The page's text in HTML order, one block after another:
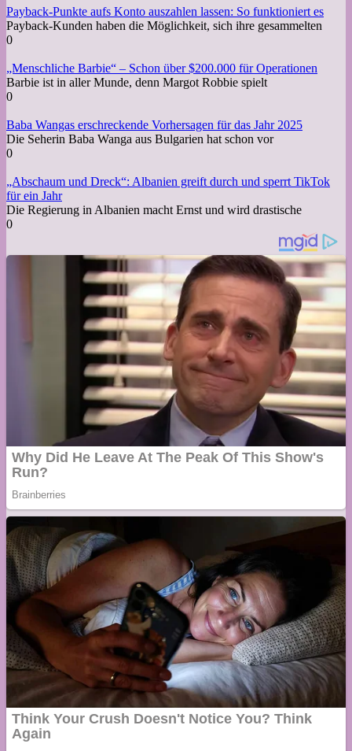
Payback-Punkte aufs Konto auszahlen lassen: So funktioniert es
Payback-Kunden haben die Möglichkeit, sich ihre gesammelten
0
„Menschliche Barbie“ – Schon über $200.000 für Operationen
Barbie ist in aller Munde, denn Margot Robbie spielt
0
Baba Wangas erschreckende Vorhersagen für das Jahr 2025
Die Seherin Baba Wanga aus Bulgarien hat schon vor
0
„Abschaum und Dreck“: Albanien greift durch und sperrt TikTok
für ein Jahr
Die Regierung in Albanien macht Ernst und wird drastische
0